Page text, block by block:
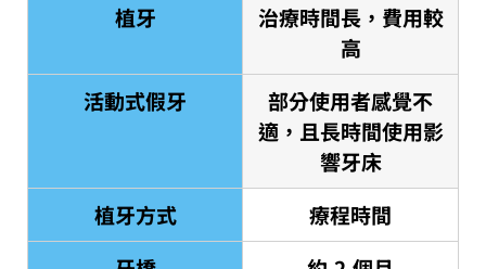
植牙
治療時間長，費用較
高
活動式假牙
部分使用者感覺不
適，且長時間使用影
響牙床
植牙方式
療程時間